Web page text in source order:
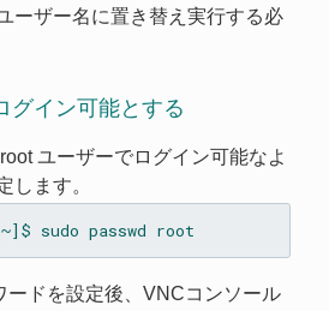
ーザー名に置き替え実行する必
グイン可能とする
ユーザーでログイン可能なよ
します。
ードを設定後、VNCコンソール